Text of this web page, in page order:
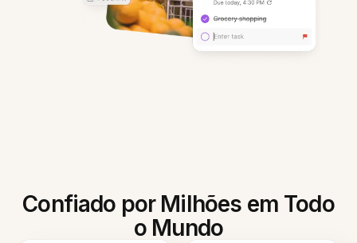
Confiado por Milhões em Todo
o Mundo